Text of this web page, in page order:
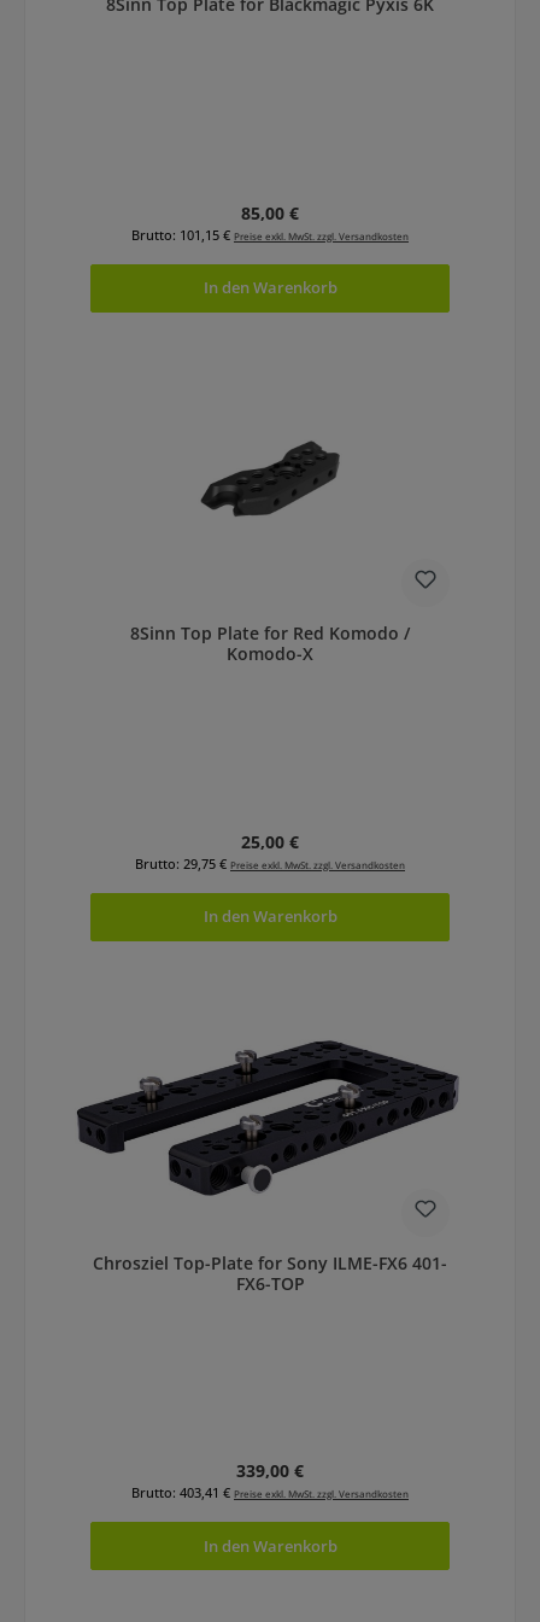
Regulärer Preis:
85,00 €
Brutto: 101,15 € Preise exkl. MwSt. zzgl. Versandkosten
In den Warenkorb
8Sinn Top Plate for Red Komodo /
Komodo-X
Regulärer Preis:
25,00 €
Brutto: 29,75 € Preise exkl. MwSt. zzgl. Versandkosten
In den Warenkorb
Chrosziel Top-Plate for Sony ILME-FX6 401-
FX6-TOP
Regulärer Preis:
339,00 €
Brutto: 403,41 € Preise exkl. MwSt. zzgl. Versandkosten
In den Warenkorb